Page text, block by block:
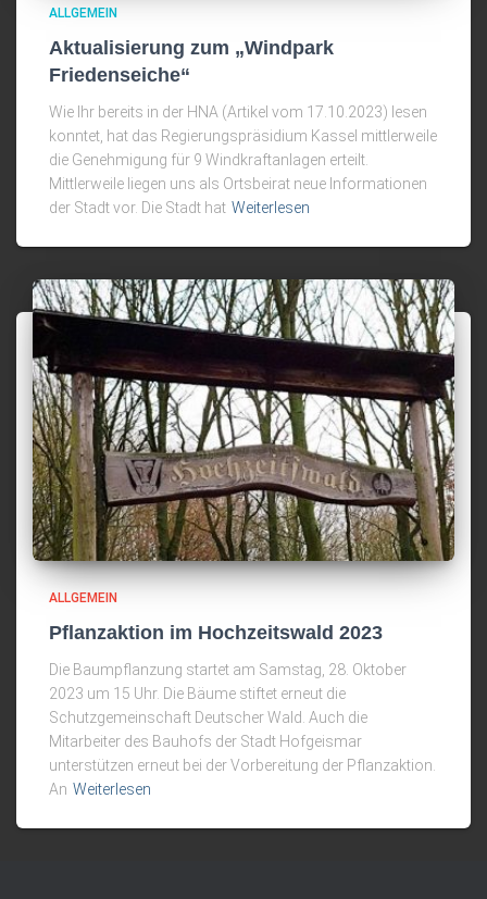
ALLGEMEIN
Aktualisierung zum „Windpark
Friedenseiche“
Wie Ihr bereits in der HNA (Artikel vom 17.10.2023) lesen
konntet, hat das Regierungspräsidium Kassel mittlerweile
die Genehmigung für 9 Windkraftanlagen erteilt.
Mittlerweile liegen uns als Ortsbeirat neue Informationen
der Stadt vor. Die Stadt hat Weiterlesen
ALLGEMEIN
Pflanzaktion im Hochzeitswald 2023
Die Baumpflanzung startet am Samstag, 28. Oktober
2023 um 15 Uhr. Die Bäume stiftet erneut die
Schutzgemeinschaft Deutscher Wald. Auch die
Mitarbeiter des Bauhofs der Stadt Hofgeismar
unterstützen erneut bei der Vorbereitung der Pflanzaktion.
An Weiterlesen